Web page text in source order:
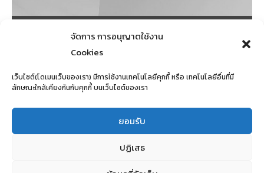
จัดการ การอนุญาตใช้งาน
Cookies
เว็บไซต์(โดเมนเว็บของเรา) มีการใช้งานเทคโนโลยีคุกกี้ หรือ เทคโนโลยีอื่นที่มี
ลักษณะใกล้เคียงกันกับคุกกี้ บนเว็บไซต์ของเรา
ยอมรับ
ปฏิเสธ
แนะแนว←Previous เรื่อง Next เรื่อง→